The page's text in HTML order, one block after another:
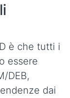
è che tutti i
essere
DEB,
dai